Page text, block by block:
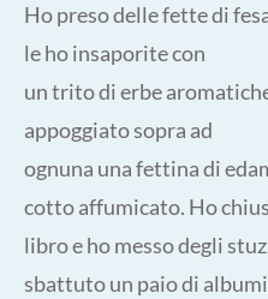
Ho preso delle fette di
le ho insaporite con
un trito di erbe
appoggiato sopra ad
ognuna una fettina di
cotto affumicato. Ho
libro e ho messo degli
sbattuto un paio di albumi